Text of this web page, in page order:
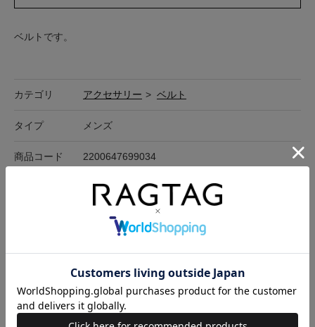
ベルトです。
カテゴリ アクセサリー > ベルト
タイプ メンズ
商品コード 2200647699034
「コンディションランクについて
所々スレあり
着用シーズン オールシーズン
在庫店舗 -